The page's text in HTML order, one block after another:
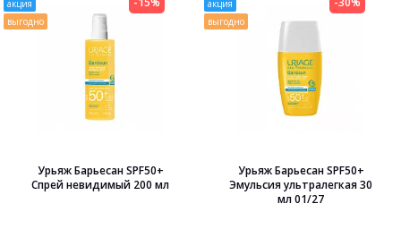
акция
выгодно
Урьяж Барьесан SPF50+
Спрей невидимый 200 мл
акция
выгодно
Урьяж Барьесан SPF50+
Эмульсия ультралегкая 30
мл 01/27